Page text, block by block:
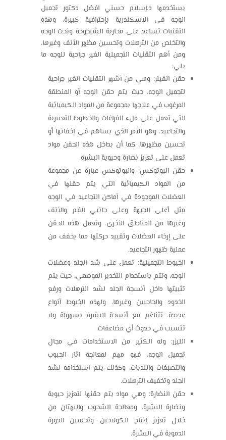
يستخدمها د.إسلام حسني افضل دكتور تجميل
الوجه في الاسكندرية بإحترافية كبيرة، وهذه
التقنيات تساعد على محاربة الشيخوخة ونحت الوجه
والتخلص من الترهلات وتحسين مظهر الأنف وغيرها،
ومن أهم التقنيات التجميلية الغير جراحية للوجه ما
يلي:
حقن الفيلر: وهي من أشهر التقنيات الغير جراحية
لتجميل الوجه، حيث يتم حقن الوجه أو المنطقة
المرغوب في علاجها بمجموعة من المواد الكيميائية
التي تعمل على ملء الفراغات والخطوط التعبيرية
والتجاعيد، وهو الأمر الذي يساهم في إخفائها أو
تحسين مظهرها، كما أن بداخل هذه الحقن مواد
تعمل على تعزيز نضارة وحيوية البشرة.
حقن البوتوكس: والبوتوكس عبارة عن مجموعة
من المواد الكيميائية التي يتم حقنها في
العضلات الموجودة في أماكن التجاعيد في الوجه
مثل أعلى الجبهة وعلى جانبي الفم والأنف
وغيرها من المناطق الأخرى، وتعمل هذه الحقن
على إرخاء العضلات وتقييد حركتها مما يخفف من
عملية ظهور التجاعيد.
الخيوط التجميلية: تعمل على شد الجلد وعضلات
الوجه، وتتم باستخدام التخدير الموضعي، حيث يتم
تثبيتها داخل أنسجة الجلد لشد الترهلات ورفع
الخدود والحاجبين وغيرها، ولهذه الخيوط أنواع
عديدة، تتناغم مع أنسجة البشرة بسهولة ولا
تتسبب في حدوث أي مضاعفات.
الليزر: وله الكثير من الاستخدامات في مجال
تجميل الوجه، فهو مهم لمعالجة آثار الحبوب
والتصبغات والندبات، وكذلك يتم استخدامه لشد
الجلد وتخفيف الترهلات.
حقن النضارة: وهي مواد يتم حقنها لتعزيز حيوية
ونضارة البشرة، ومعالجة الشحوب والبهتان من
خلال تعزيز إنتاج الكولاجين وتحسين الدورة
الدموية في البشرة.